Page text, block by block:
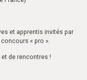
et apprentis invités par
concours « pro ».
et de rencontres !